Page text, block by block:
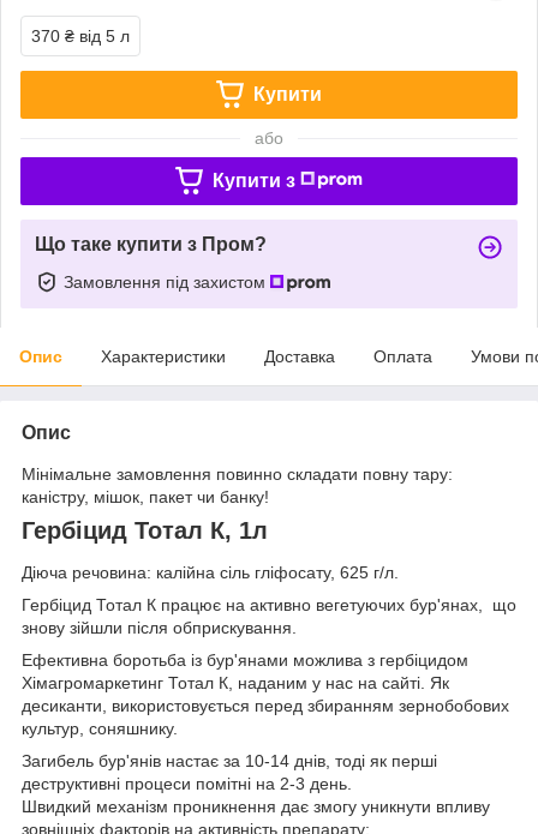
370 ₴ від 5 л
Купити
або
Купити з
Що таке купити з Пром?
Замовлення під захистом
Опис Характеристики Доставка Оплата Умови
Опис
Мінімальне замовлення повинно складати повну тару:
каністру, мішок, пакет чи банку!
Гербіцид Тотал К, 1л
Діюча речовина: калійна сіль гліфосату, 625 г/л.
Гербіцид Тотал К працює на активно вегетуючих бур'янах, що
знову зійшли після обприскування.
Ефективна боротьба із бур'янами можлива з гербіцидом
Хімагромаркетинг Тотал К, наданим у нас на сайті. Як
десиканти, використовується перед збиранням зернобобових
культур, соняшнику.
Загибель бур'янів настає за 10-14 днів, тоді як перші
деструктивні процеси помітні на 2-3 день.
Швидкий механізм проникнення дає змогу уникнути впливу
зовнішніх факторів на активність препарату;